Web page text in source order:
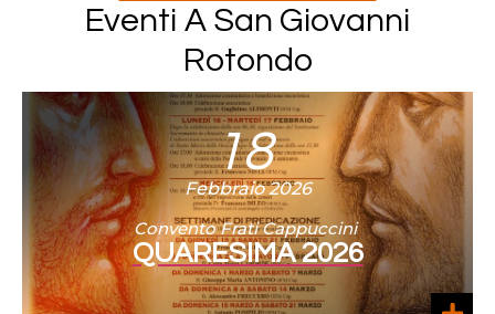
Eventi A San Giovanni
Rotondo
18
Febbraio 2026
Convento Frati Cappuccini
QUARESIMA 2026